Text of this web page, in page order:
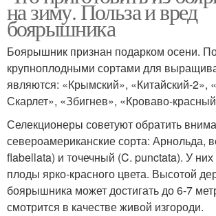
на зиму. Польза и вред
боярышника
Боярышник признан подарком осени.
крупноплодными сортами для
являются: «Крымский», «Китайский-2»,
Скарлет», «Збигнев», «Кроваво-
Селекционеры советуют обратить
североамериканские сорта: Арнольда,
flabellata) и точечный (C. punctata). У
плоды ярко-красного цвета. Высотой
боярышника может достигать до 6-7
смотрится в качестве живой изгороди.